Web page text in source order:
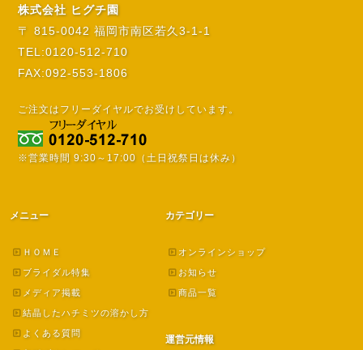
株式会社 ヒグチ園
〒 815-0042 福岡市南区若久3-1-1
TEL:0120-512-710
FAX:092-553-1806
ご注文はフリーダイヤルでお受けしています。
※営業時間 9:30～17:00（土日祝祭日は休み）
メニュー
ＨＯＭＥ
ブライダル特集
メディア掲載
結晶したハチミツの溶かし方
よくある質問
カテゴリー
オンラインショップ
お知らせ
商品一覧
運営元情報